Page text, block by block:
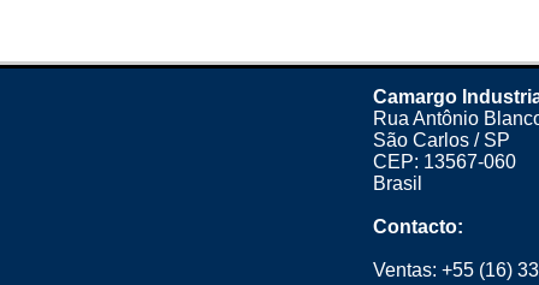
Camargo
Rua Antônio
São Carlos / SP
CEP: 13567-060
Brasil
Contacto:
Ventas: +55 (16)